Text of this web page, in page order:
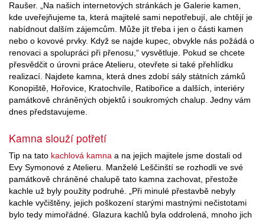
Raušer. „Na našich internetových stránkách je Galerie kamen,
kde uveřejňujeme ta, která majitelé sami nepotřebují, ale chtějí je
nabídnout dalším zájemcům. Může jít třeba i jen o části kamen
nebo o kovové prvky. Když se najde kupec, obvykle nás požádá o
renovaci a spolupráci při přenosu,“ vysvětluje. Pokud se chcete
přesvědčit o úrovni práce Atelieru, otevřete si také přehlídku
realizací. Najdete kamna, která dnes zdobí sály státních zámků
Konopiště, Hořovice, Kratochvíle, Ratibořice a dalších, interiéry
památkově chráněných objektů i soukromých chalup. Jedny vám
dnes představujeme.
Kamna slouží potřetí
Tip na tato kachlová kamna a na jejich majitele jsme dostali od
Evy Symonové z Atelieru. Manželé Leščinští se rozhodli ve své
památkově chráněné chalupě tato kamna zachovat, přestože
kachle už byly použity podruhé. „Při minulé přestavbě nebyly
kachle vyčištěny, jejich poškození starými mastnými nečistotami
bylo tedy mimořádné. Glazura kachlů byla oddrolená, mnoho jich